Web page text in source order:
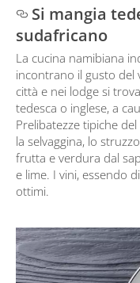
Si mangia
sudafricano
La cucina namibiana
incontrano il gusto del
città e nei lodge si
tedesca o inglese, a
Prelibatezze tipiche
la selvaggina, lo
frutta e verdura dal
e lime. I vini, essendo
ottimi.